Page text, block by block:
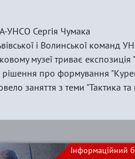
УНСО Сергія Чумака
і Волинської команд
музеї триває
рішення про формування
заняття з теми "Тактика та
Інформаційний